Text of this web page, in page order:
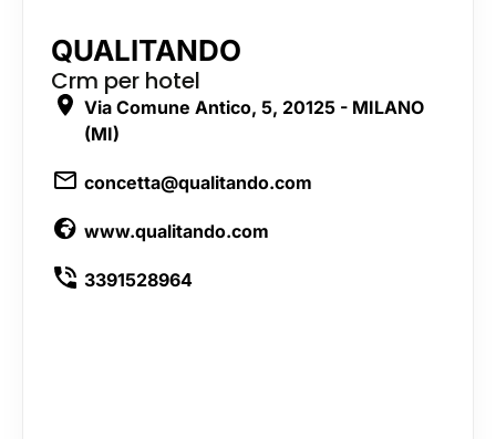
QUALITANDO
Crm per hotel
Via Comune Antico, 5, 20125 - MILANO
(MI)
concetta@qualitando.com
www.qualitando.com
3391528964